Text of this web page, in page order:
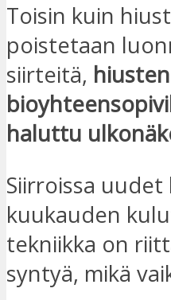
Toisin kuin
poistetaan
siirteitä,
haluttu
Siirroissa
kuukauden
tekniikka on
syntyä, mikä